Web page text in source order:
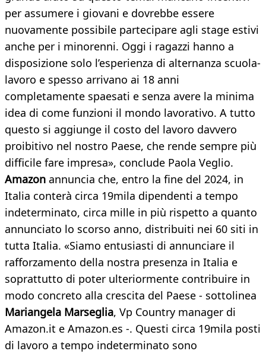
per assumere i giovani e dovrebbe essere
nuovamente possibile partecipare agli stage estivi
anche per i minorenni. Oggi i ragazzi hanno a
disposizione solo l’esperienza di alternanza scuola-
lavoro e spesso arrivano ai 18 anni
completamente spaesati e senza avere la minima
idea di come funzioni il mondo lavorativo. A tutto
questo si aggiunge il costo del lavoro davvero
proibitivo nel nostro Paese, che rende sempre più
difficile fare impresa», conclude Paola Veglio.
Amazon annuncia che, entro la fine del 2024, in
Italia conterà circa 19mila dipendenti a tempo
indeterminato, circa mille in più rispetto a quanto
annunciato lo scorso anno, distribuiti nei 60 siti in
tutta Italia. «Siamo entusiasti di annunciare il
rafforzamento della nostra presenza in Italia e
soprattutto di poter ulteriormente contribuire in
modo concreto alla crescita del Paese - sottolinea
Mariangela Marseglia, Vp Country manager di
Amazon.it e Amazon.es -. Questi circa 19mila posti
di lavoro a tempo indeterminato sono